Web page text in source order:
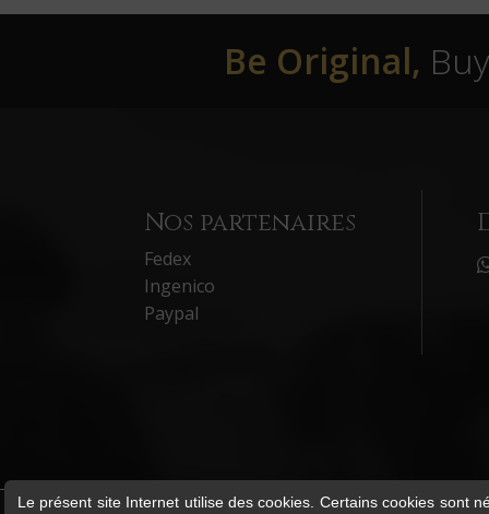
Be Original,
Nos partenaires
Fedex
Ingenico
Paypal
Le présent site Internet utilise des cookies. Certains cookies sont